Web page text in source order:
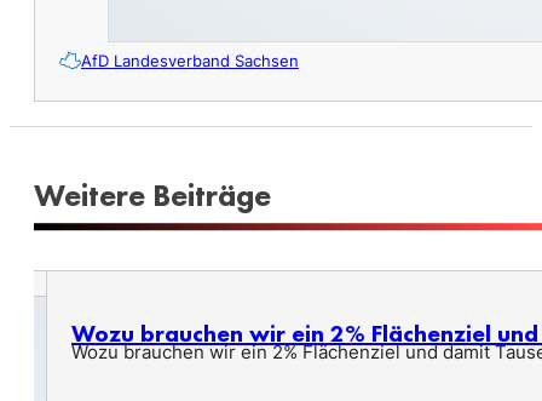
AfD Landesverband Sachsen
Weitere Beiträge
Wozu brauchen wir ein 2% Flächenziel
Wozu brauchen wir ein 2% Flächenziel und damit